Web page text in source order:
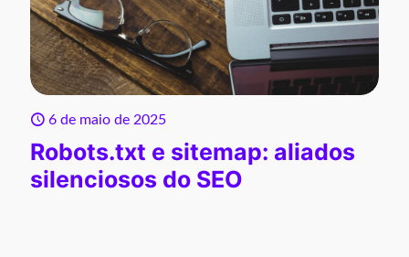
6 de maio de 2025
Robots.txt e sitemap: aliados
silenciosos do SEO